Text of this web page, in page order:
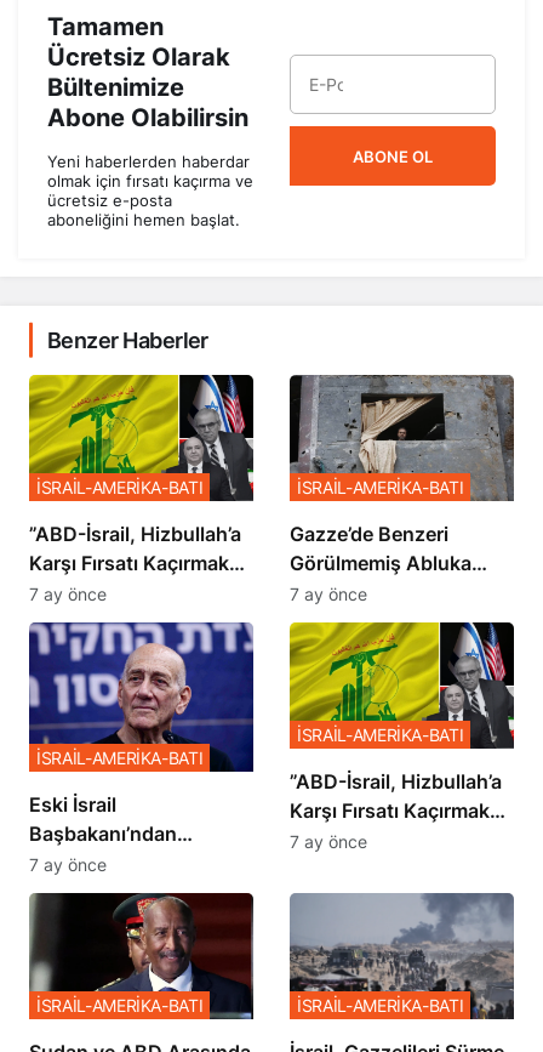
Tamamen
Ücretsiz Olarak
Bültenimize
Abone Olabilirsin
Yeni haberlerden haberdar
olmak için fırsatı kaçırma ve
ücretsiz e-posta
aboneliğini hemen başlat.
ABONE OL
Benzer Haberler
​​​​​​​”ABD-İsrail, Hizbullah’a
Karşı Fırsatı Kaçırmak
İstemiyor”
İSRAİL-AMERİKA-BATI
7 ay önce
​​​​​​​Gazze’de Benzeri
Görülmemiş Abluka
Planı
İSRAİL-AMERİKA-BATI
7 ay önce
Eski İsrail
Başbakanı’ndan
Netanyahu’ya Ağır
Sözler
İSRAİL-AMERİKA-BATI
7 ay önce
​​​​​​​”ABD-İsrail, Hizbullah’a
Karşı Fırsatı Kaçırmak
İstemiyor”
İSRAİL-AMERİKA-BATI
7 ay önce
İSRAİL-AMERİKA-BATI İSRAİL-AMERİKA-BATI